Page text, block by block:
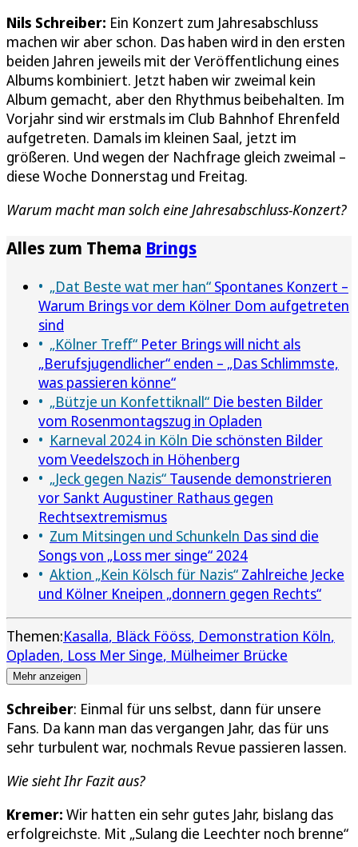
Nils Schreiber: Ein Konzert zum Jahresabschluss
machen wir aber schon. Das haben wird in den ersten
beiden Jahren jeweils mit der Veröffentlichung eines
Albums kombiniert. Jetzt haben wir zweimal kein
Album gemacht, aber den Rhythmus beibehalten. Im
Vorjahr sind wir erstmals im Club Bahnhof Ehrenfeld
aufgetreten. Damals im kleinen Saal, jetzt im
größeren. Und wegen der Nachfrage gleich zweimal –
diese Woche Donnerstag und Freitag.
Warum macht man solch eine Jahresabschluss-Konzert?
Alles zum Thema Brings
„Dat Beste wat mer han“ Spontanes Konzert –
Warum Brings vor dem Kölner Dom aufgetreten
sind
„Kölner Treff“ Peter Brings will nicht als
„Berufsjugendlicher“ enden – „Das Schlimmste,
was passieren könne“
„Bützje un Konfettiknall“ Die besten Bilder
vom Rosenmontagszug in Opladen
Karneval 2024 in Köln Die schönsten Bilder
vom Veedelszoch in Höhenberg
„Jeck gegen Nazis“ Tausende demonstrieren
vor Sankt Augustiner Rathaus gegen
Rechtsextremismus
Zum Mitsingen und Schunkeln Das sind die
Songs von „Loss mer singe“ 2024
Aktion „Kein Kölsch für Nazis“ Zahlreiche Jecke
und Kölner Kneipen „donnern gegen Rechts“
Themen:Kasalla Bläck Fööss Demonstration Köln
Opladen Loss Mer Singe Mülheimer Brücke
Mehr anzeigen
Schreiber: Einmal für uns selbst, dann für unsere
Fans. Da kann man das vergangen Jahr, das für uns
sehr turbulent war, nochmals Revue passieren lassen.
Wie sieht Ihr Fazit aus?
Kremer: Wir hatten ein sehr gutes Jahr, bislang das
erfolgreichste. Mit „Sulang die Leechter noch brenne“